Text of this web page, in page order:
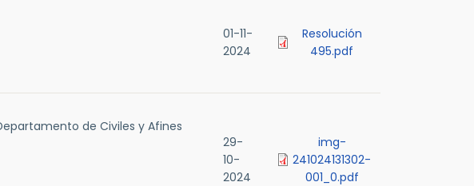
01-11-
2024
Resolución
495.pdf
de Civiles y Afines
29-
10-
2024
img-
241024131302-
001_0.pdf